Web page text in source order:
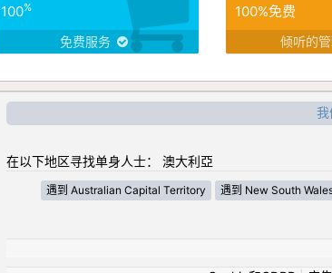
100%
免费服务
100%免费
倾听的
我
在以下地区寻找单身人士： 澳大利亞
遇到 Australian Capital Territory 遇到 New South